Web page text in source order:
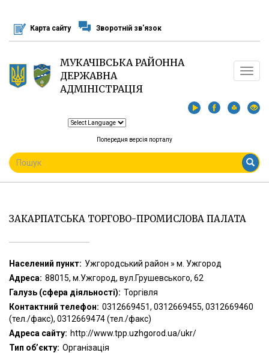
основного
матеріалу
Карта сайту Зворотній зв'язок
МУКАЧІВСЬКА РАЙОННА
ДЕРЖАВНА
АДМІНІСТРАЦІЯ
Toggle
Попередня версія порталу
ПОШУКОВА
ФОРМА
Пошук
ЗАКАРПАТСЬКА ТОРГОВО-ПРОМИСЛОВА ПАЛАТА
Населений пункт: Ужгородський район » м. Ужгород
Адреса: 88015, м.Ужгород, вул.Грушевського, 62
Галузь (сфера діяльності): Торгівля
Контактний телефон: 0312669451, 0312669455, 0312669460
(тел./факс), 0312669474 (тел./факс)
Адреса сайту: http://www.tpp.uzhgorod.ua/ukr/
Тип об’єкту: Організація